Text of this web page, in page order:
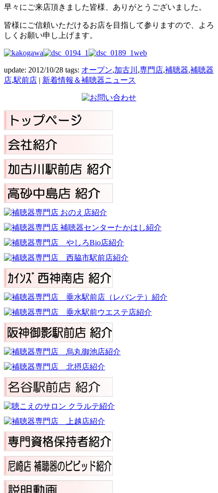
早々にご来店頂きました皆様、ありがとうございました。
皆様にご信頼いただけるお店を目指して参りますので、よろ
しくお願い申し上げます。
update: 2012/10/28 tags: オープン,加古川 ,専門店,補聴器,補聴器
店,駅前店 | 新着情報＆補聴器ニュース